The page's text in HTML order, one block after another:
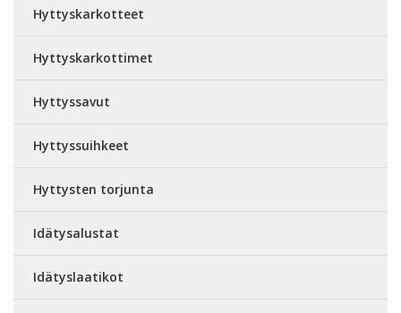
Hyttyskarkotteet
Hyttyskarkottimet
Hyttyssavut
Hyttyssuihkeet
Hyttysten torjunta
Idätysalustat
Idätyslaatikot